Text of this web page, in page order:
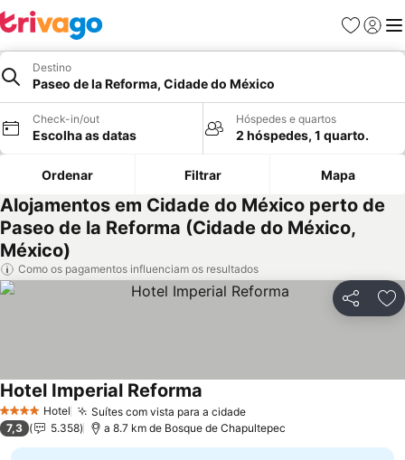
Favoritos
Iniciar
Destino
Paseo de la Reforma, Cidade do México
Check-in/out
Escolha as datas
Hóspedes e quartos
2 hóspedes, 1 quarto.
Ordenar Filtrar Mapa
Alojamentos em Cidade do México perto de
Paseo de la Reforma (Cidade do México,
México)
Como os pagamentos influenciam os resultados
Partilhar
4 EstrelasHotel Suítes com vista para a cidade
Hotel Imperial Reforma
7,3 5.358 a 8.7 km de Bosque de Chapultepec